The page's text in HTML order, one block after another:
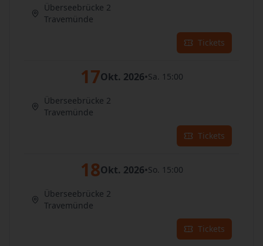
Überseebrücke 2
Travemünde
Tickets
17Okt. 2026•Sa. 15:00
Überseebrücke 2
Travemünde
Tickets
18Okt. 2026•So. 15:00
Überseebrücke 2
Travemünde
Tickets